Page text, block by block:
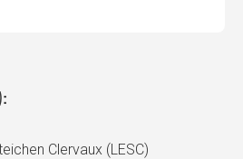
Clervaux (LESC)